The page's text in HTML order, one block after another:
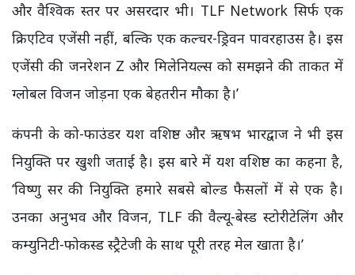
और वैश्विक स्तर पर असरदार भी। TLF Network सिर्फ एक
क्रिएटिव एजेंसी नहीं, बल्कि एक कल्चर-ड्रिवन पावरहाउस है। इस
एजेंसी की जनरेशन Z और मिलेनियल्स को समझने की ताकत में
ग्लोबल विजन जोड़ना एक बेहतरीन मौका है।’
कंपनी के को-फाउंडर यश वशिष्ठ और ऋषभ भारद्वाज ने भी इस
नियुक्ति पर खुशी जताई है। इस बारे में यश वशिष्ठ का कहना है,
‘विष्णु सर की नियुक्ति हमारे सबसे बोल्ड फैसलों में से एक है।
उनका अनुभव और विजन, TLF की वैल्यू-बेस्ड स्टोरीटेलिंग और
कम्युनिटी-फोकस्ड स्ट्रैटेजी के साथ पूरी तरह मेल खाता है।’